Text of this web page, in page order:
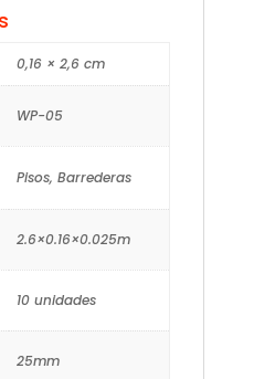
0,16 × 2,6 cm
WP-05
Pisos, Barrederas
2.6×0.16×0.025m
10 unidades
25mm